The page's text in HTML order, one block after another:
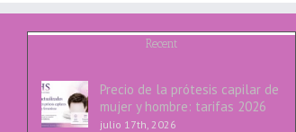
Recent
Precio de la prótesis capilar de
mujer y hombre: tarifas 2026
julio 17th, 2026